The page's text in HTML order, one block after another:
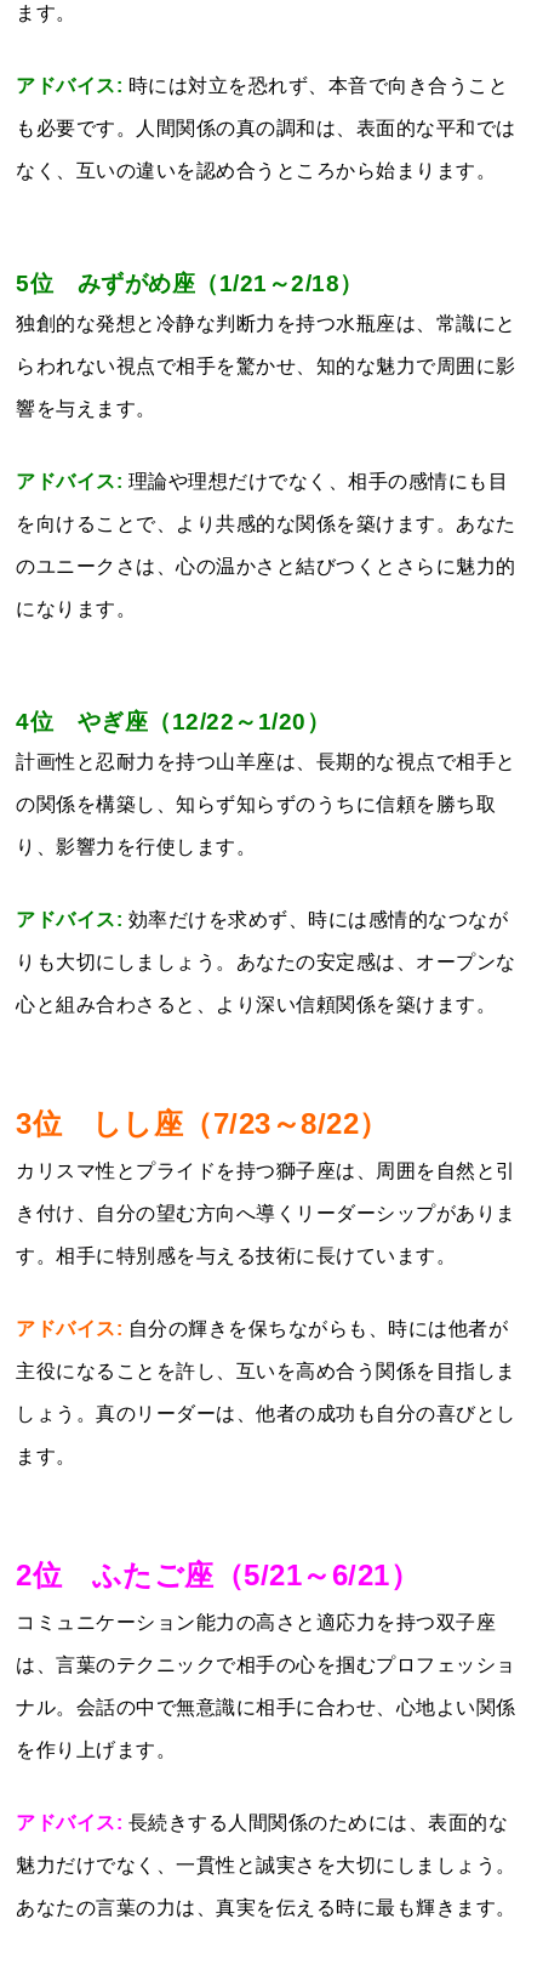
ます。
アドバイス: 時には対立を恐れず、本音で向き合うこと
も必要です。人間関係の真の調和は、表面的な平和では
なく、互いの違いを認め合うところから始まります。
5位 みずがめ座（1/21～2/18）
独創的な発想と冷静な判断力を持つ水瓶座は、常識にと
らわれない視点で相手を驚かせ、知的な魅力で周囲に影
響を与えます。
アドバイス: 理論や理想だけでなく、相手の感情にも目
を向けることで、より共感的な関係を築けます。あなた
のユニークさは、心の温かさと結びつくとさらに魅力的
になります。
4位 やぎ座（12/22～1/20）
計画性と忍耐力を持つ山羊座は、長期的な視点で相手と
の関係を構築し、知らず知らずのうちに信頼を勝ち取
り、影響力を行使します。
アドバイス: 効率だけを求めず、時には感情的なつなが
りも大切にしましょう。あなたの安定感は、オープンな
心と組み合わさると、より深い信頼関係を築けます。
3位 しし座（7/23～8/22）
カリスマ性とプライドを持つ獅子座は、周囲を自然と引
き付け、自分の望む方向へ導くリーダーシップがありま
す。相手に特別感を与える技術に長けています。
アドバイス: 自分の輝きを保ちながらも、時には他者が
主役になることを許し、互いを高め合う関係を目指しま
しょう。真のリーダーは、他者の成功も自分の喜びとし
ます。
2位 ふたご座（5/21～6/21）
コミュニケーション能力の高さと適応力を持つ双子座
は、言葉のテクニックで相手の心を掴むプロフェッショ
ナル。会話の中で無意識に相手に合わせ、心地よい関係
を作り上げます。
アドバイス: 長続きする人間関係のためには、表面的な
魅力だけでなく、一貫性と誠実さを大切にしましょう。
あなたの言葉の力は、真実を伝える時に最も輝きます。